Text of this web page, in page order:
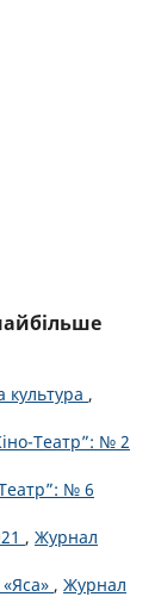
культура ,
Театр”: № 2
№ 6
, Журнал
, Журнал